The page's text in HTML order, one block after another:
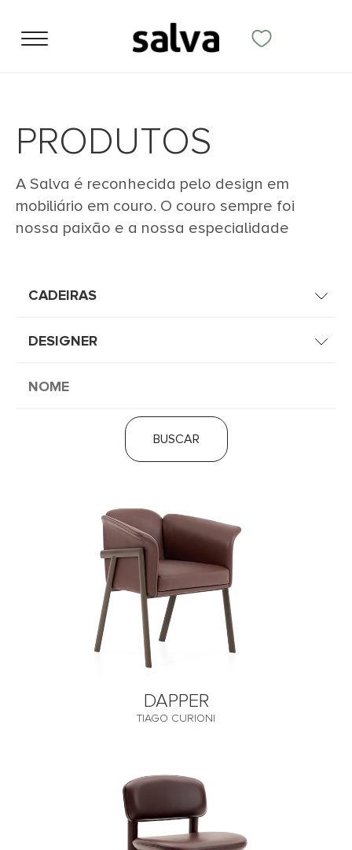
PRODUTOS
A Salva é reconhecida pelo design em
mobiliário em couro. O couro sempre foi
nossa paixão e a nossa especialidade
BUSCAR
DAPPER
TIAGO CURIONI